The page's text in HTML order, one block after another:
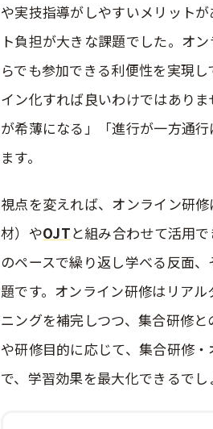
や実技指導がしやすいメリット
ト負担が大きな課題でした。オ
らでも参加できる利便性を実現
イン化すれば良いわけではあり
が希薄になる」「進行が一方通
ます。
視点を変えれば、オンライン研
材）やOJTと組み合わせて活用
のペースで繰り返し学べる反面
題です。オンライン研修はリア
ニングを補完しつつ、集合研修
や研修目的に応じて、集合研修
で、学習効果を最大化できるでし